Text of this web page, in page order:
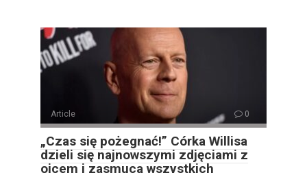
Article 0
„Czas się pożegnać!” Córka Willisa
dzieli się najnowszymi zdjęciami z
ojcem i zasmuca wszystkich